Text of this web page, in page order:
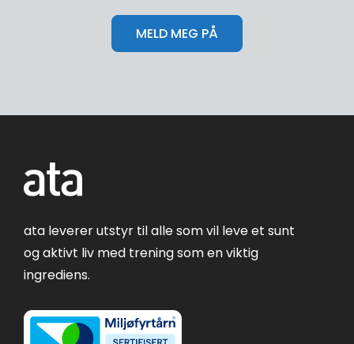
ata leverer utstyr til alle som vil leve et sunt
og aktivt liv med trening som en viktig
ingrediens.